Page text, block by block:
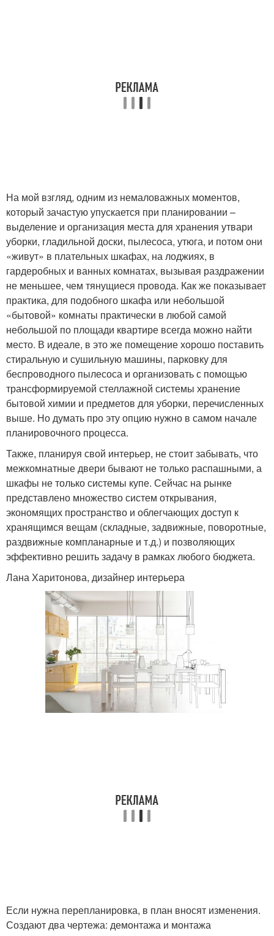
На мой взгляд, одним из немаловажных моментов,
который зачастую упускается при планировании –
выделение и организация места для хранения утвари
уборки, гладильной доски, пылесоса, утюга, и потом они
«живут» в плательных шкафах, на лоджиях, в
гардеробных и ванных комнатах, вызывая раздражении
не меньшее, чем тянущиеся провода. Как же показывает
практика, для подобного шкафа или небольшой
«бытовой» комнаты практически в любой самой
небольшой по площади квартире всегда можно найти
место. В идеале, в это же помещение хорошо поставить
стиральную и сушильную машины, парковку для
беспроводного пылесоса и организовать с помощью
трансформируемой стеллажной системы хранение
бытовой химии и предметов для уборки, перечисленных
выше. Но думать про эту опцию нужно в самом начале
планировочного процесса.
Также, планируя свой интерьер, не стоит забывать, что
межкомнатные двери бывают не только распашными, а
шкафы не только системы купе. Сейчас на рынке
представлено множество систем открывания,
экономящих пространство и облегчающих доступ к
хранящимся вещам (складные, задвижные, поворотные,
раздвижные компланарные и т.д.) и позволяющих
эффективно решить задачу в рамках любого бюджета.
Лана Харитонова, дизайнер интерьера
Если нужна перепланировка, в план вносят изменения.
Создают два чертежа: демонтажа и монтажа